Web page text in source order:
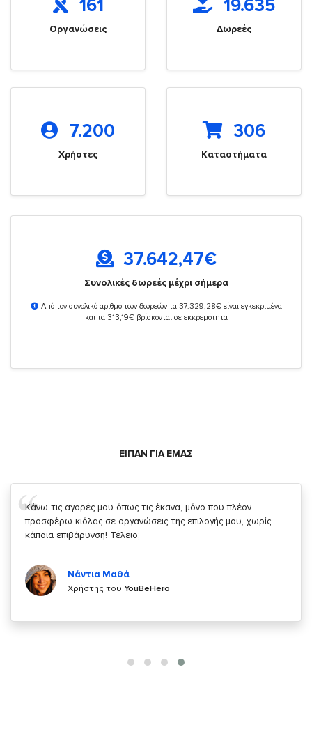
161
Οργανώσεις
19.635
Δωρεές
7.200
Χρήστες
306
Καταστήματα
37.642,47€
Συνολικές δωρεές μέχρι σήμερα
Από τον συνολικό αριθμό των δωρεών τα 37.329,28€ είναι εγκεκριμένα
και τα 313,19€ βρίσκονται σε εκκρεμότητα
ΕΙΠΑΝ ΓΙΑ ΕΜΑΣ
Σας ευχαριστώ που μας δίνετε την δυνατότητα να κάνουμε
κάτι!
Χρήστης τουYouBeHero